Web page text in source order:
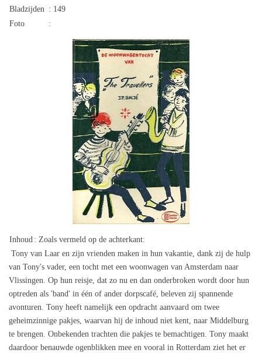
Bladzijden : 149
Foto
:
Inhoud : Zoals vermeld op de achterkant:
Tony van Laar en zijn vrienden maken in hun vakantie, dank zij de hulp
van Tony's vader, een tocht met een woonwagen van Amsterdam naar
Vlissingen. Op hun reisje, dat zo nu en dan onderbroken wordt door hun
optreden als 'band' in één of ander dorpscafé, beleven zij spannende
avonturen. Tony heeft namelijk een opdracht aanvaard om twee
geheimzinnige pakjes, waarvan hij de inhoud niet kent, naar Middelburg
te brengen. Onbekenden trachten die pakjes te bemachtigen. Tony maakt
daardoor benauwde ogenblikken mee en vooral in Rotterdam ziet het er